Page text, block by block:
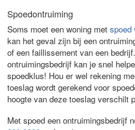
Spoedontruiming
Soms moet een woning met spoed
kan het geval zijn bij een
of een faillissement van een
ontruimingsbedrijf kan je snel
spoedklus! Hou er wel rekening
toeslag wordt gerekend voor
hoogte van deze toeslag verschilt
Met spoed een ontruimingsbedrijf